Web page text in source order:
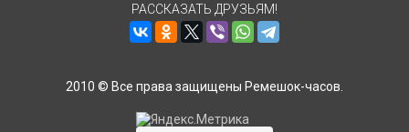
РАССКАЗАТЬ ДРУЗЬЯМ!
2010 © Все права защищены Ремешок-часов.